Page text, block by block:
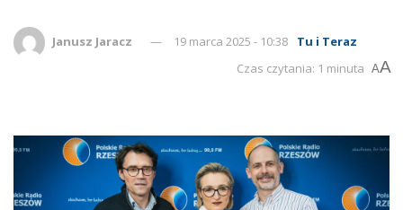
Janusz Jaracz 19 marca 2025 - 10:38
Tu i Teraz
Czas czytania: 1 minuta AA